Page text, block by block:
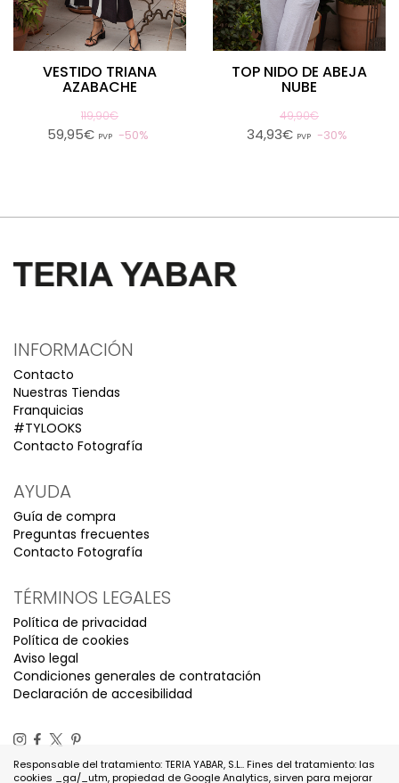
VESTIDO TRIANA
AZABACHE
119,90€
59,95€ PVP 50%
TOP NIDO DE ABEJA
NUBE
49,90€
34,93€ PVP 30%
INFORMACIÓN
Contacto
Nuestras Tiendas
Franquicias
#TYLOOKS
Contacto Fotografía
AYUDA
Guía de compra
Preguntas frecuentes
Contacto Fotografía
TÉRMINOS LEGALES
Política de privacidad
Política de cookies
Aviso legal
Condiciones generales de contratación
Declaración de accesibilidad
Responsable del tratamiento: TERIA YABAR, S.L.. Fines del tratamiento: las
cookies _ga/_utm, propiedad de Google Analytics, sirven para mejorar